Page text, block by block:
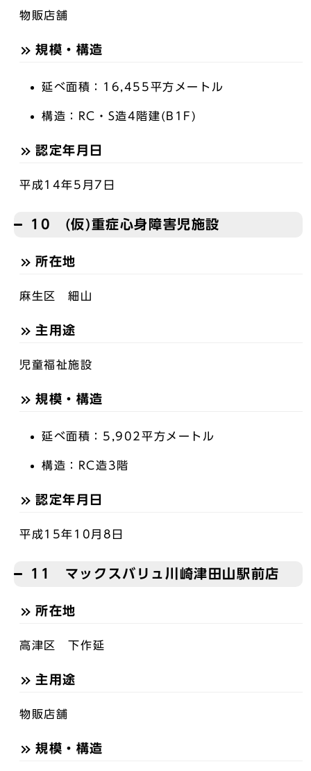
物販店舗
規模・構造
延べ面積：16,455平方メートル
構造：RC・S造4階建(B1F)
認定年月日
平成14年5月7日
10 (仮)重症心身障害児施設
所在地
麻生区 細山
主用途
児童福祉施設
規模・構造
延べ面積：5,902平方メートル
構造：RC造3階
認定年月日
平成15年10月8日
11 マックスバリュ川崎津田山駅前店
所在地
高津区 下作延
主用途
物販店舗
規模・構造